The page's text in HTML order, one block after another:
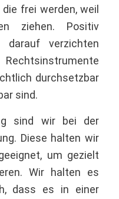
frei werden, weil
ziehen. Positiv
verzichten
durchsetzbar
sind.
sind wir bei der
Diese halten wir
um gezielt
Wir halten es
dass es in einer